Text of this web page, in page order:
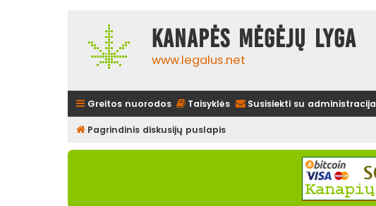
Kanapės mėgėjų lyga
www.legalus.net
Greitos nuorodos Taisyklės Susisiekti su administracija
Pagrindinis diskusijų puslapis